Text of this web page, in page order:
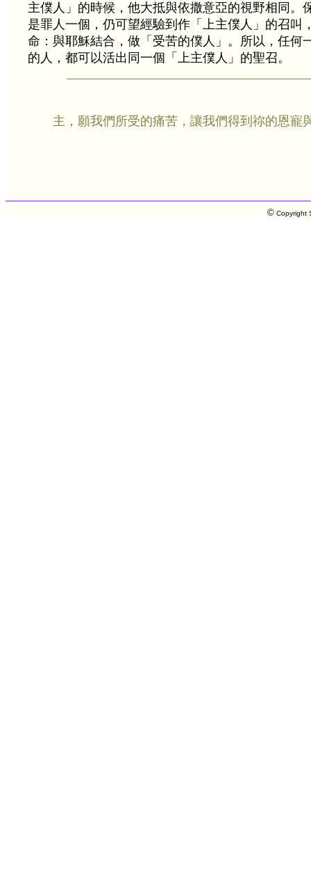
主僕人」的時候，他大抵與依撒意亞的視野相同。
是罪人一個，仍可望經驗到作「上主僕人」的召叫
命：與耶穌結合，做「受苦的僕人」。所以，任何
的人，都可以活出同一個「上主僕人」的聖召。
主，願我們所受的痛苦，讓我們得到祢的恩寵
©Copyright